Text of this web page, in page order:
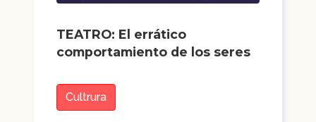
TEATRO: El errático
comportamiento de los seres
Cultrura